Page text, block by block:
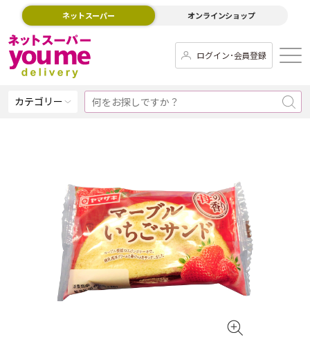
ネットスーパー オンラインショップ
ログイン･会員登録
カテゴリー